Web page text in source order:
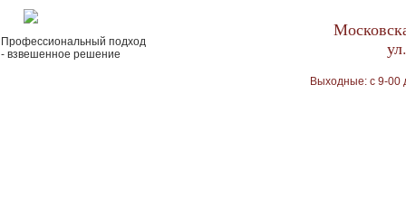
Профессиональный подход
- взвешенное решение
Выходные: с 9-00